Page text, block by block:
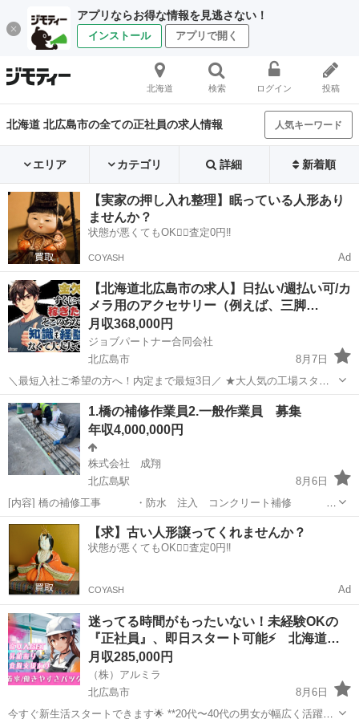
アプリならお得な情報を見逃さない！
インストール アプリで開く
北海道 検索 ログイン 投稿
北海道 北広島市の全ての正社員の求人情報 人気キーワード
エリア カテゴリ 詳細 新着順
【実家の押し入れ整理】眠っている人形あり
ませんか？
状態が悪くてもOK🙆‍♀️査定0円‼️
COYASH Ad
【北海道北広島市の求人】日払い/週払い可/カ
メラ用のアクセサリー（例えば、三脚…
月収368,000円
ジョブパートナー合同会社
北広島市
8月7日
＼最短入社ご希望の方へ！内定まで最短3日／ ★大人気の工場スタッ
フ ★即入社×即入寮可‼ ★家具家電付きのワンルーム寮!! 【主な作業内
容】 ・仕分け作業 ・目視検査 ・マシンオペレーター ・梱包・ラ...
北海道 北広島市 工場 未経験
1.橋の補修作業員2.一般作業員 募集
年収4,000,000円
株式会社 成翔
北広島駅
8月6日
[内容] 橋の補修工事 ・防水 注入 コンクリート補修
ハツリ 研掃 伸縮と埋設ジョイント ・一般
作業員 各種手元 [給料] 9000円〜15000円...
北海道 北広島市 北広島駅 その他
【求】古い人形譲ってくれませんか？
状態が悪くてもOK🙆‍♀️査定0円‼️
COYASH Ad
迷ってる時間がもったいない！未経験OKの
『正社員』、即日スタート可能⚡ 北海道…
月収285,000円
（株）アルミラ
北広島市
8月6日
今すぐ新生活スタートできます🌟 **20代〜40代の男女が幅広く活躍